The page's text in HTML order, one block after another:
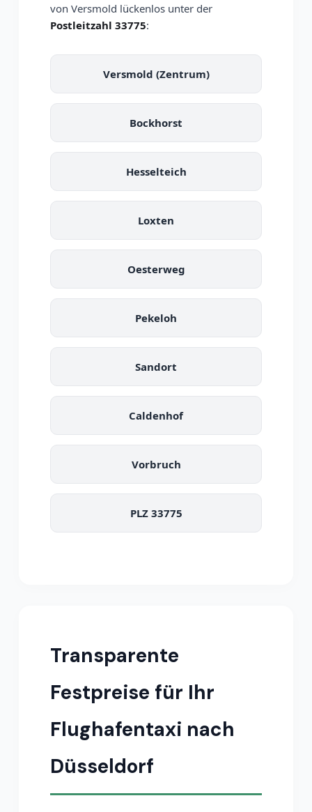
von Versmold lückenlos unter der
Postleitzahl 33775:
Versmold (Zentrum)
Bockhorst
Hesselteich
Loxten
Oesterweg
Pekeloh
Sandort
Caldenhof
Vorbruch
PLZ 33775
Transparente
Festpreise für Ihr
Flughafentaxi nach
Düsseldorf